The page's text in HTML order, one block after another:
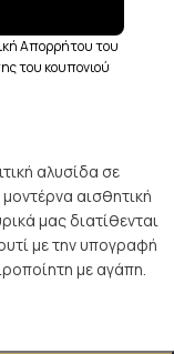
Απορρήτου του
του κουπονιού
Αλυσίδα σε
& Μάτι
χρυσή απόχρωση,
αλυσίδα σε
αισθητική
μας διατίθενται
με την υπογραφή
με αγάπη.